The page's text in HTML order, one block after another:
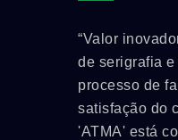
“Valor
de serigrafia
processo de
satisfação do
'ATMA' está